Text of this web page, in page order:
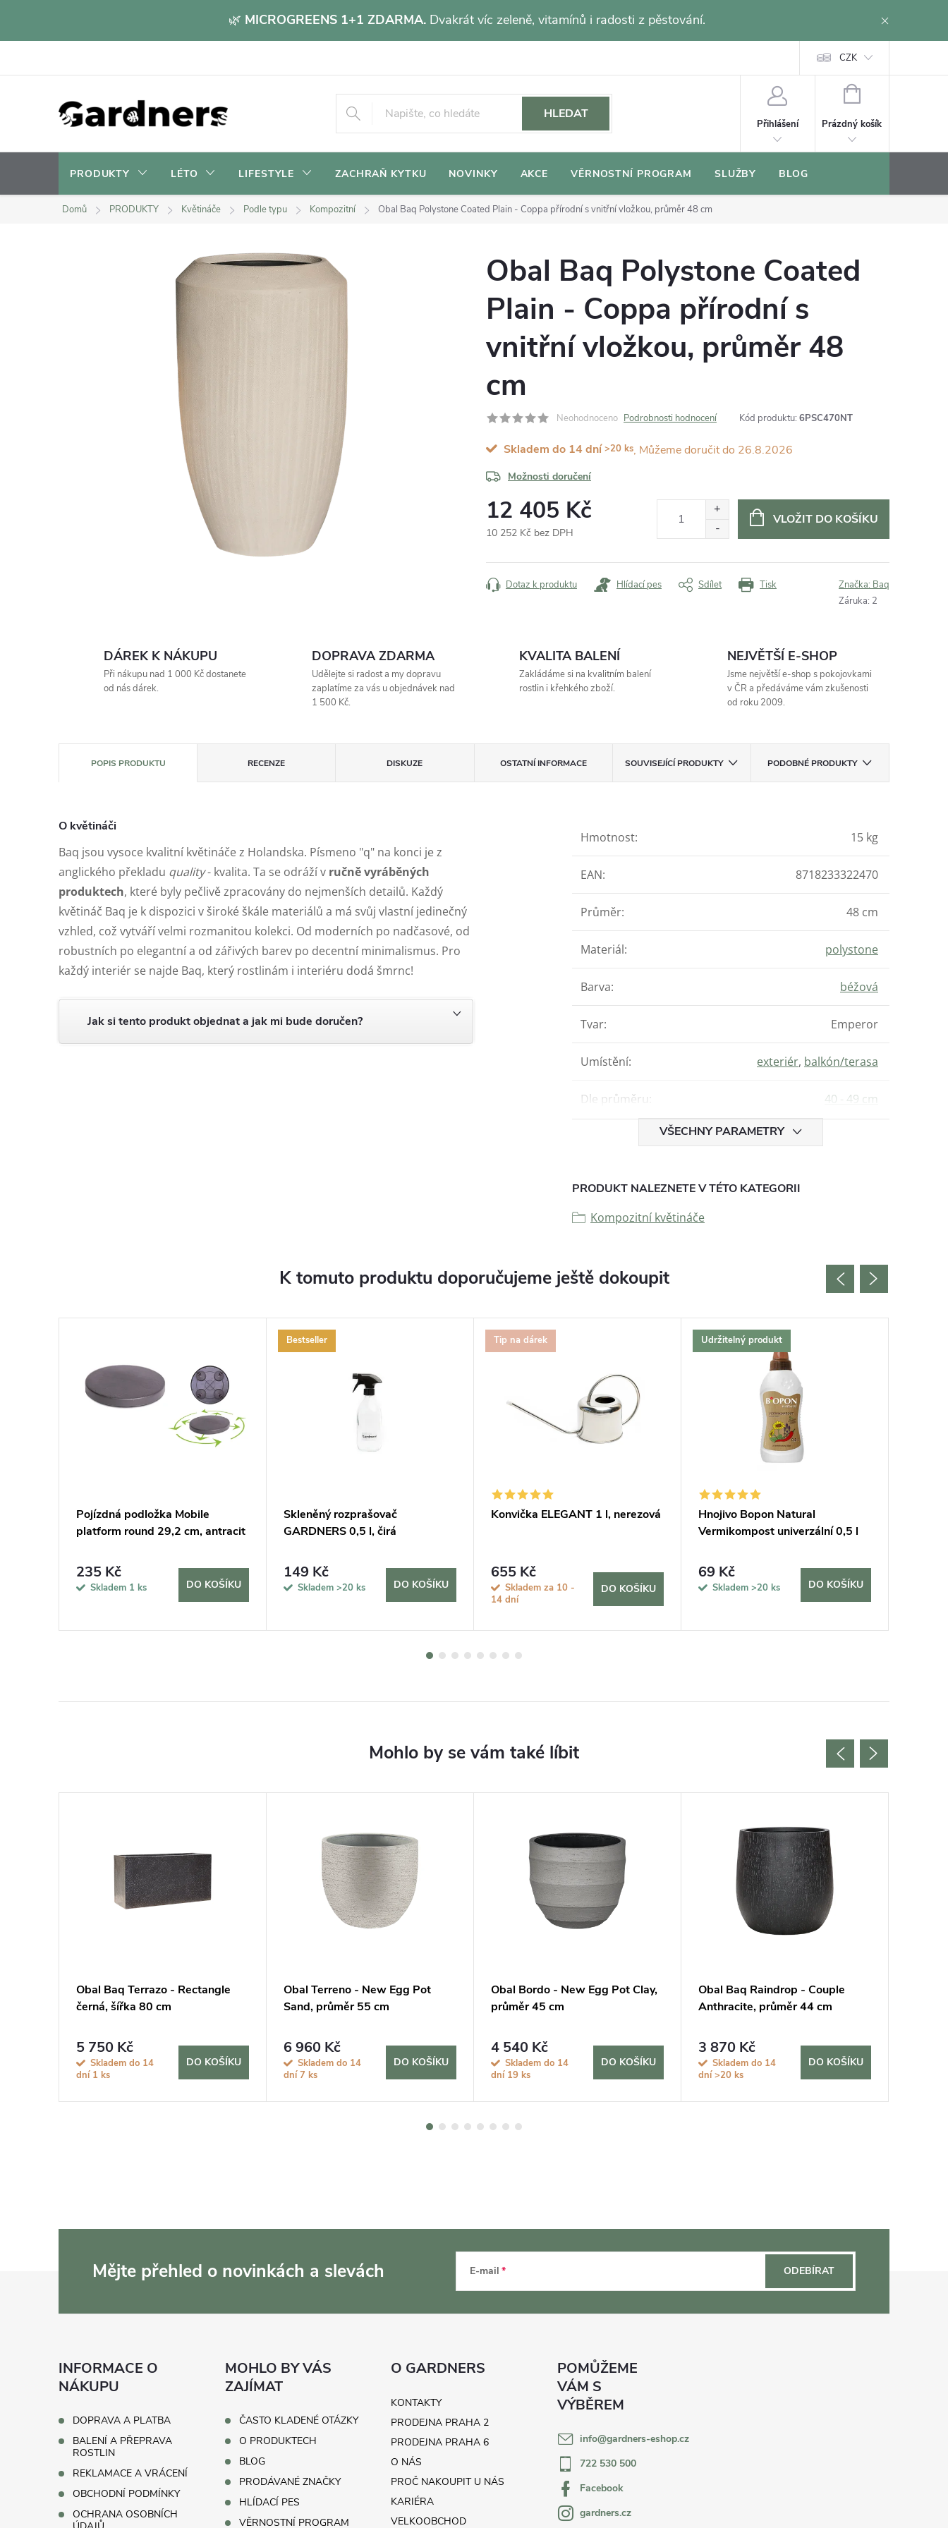
🌿 MICROGREENS 1+1 ZDARMA. Dvakrát víc zeleně, vitamínů i radosti z pěstování.
CZK
HLEDAT
Přihlášení
NÁKUPNÍ
Prázdný košík
PRODUKTY LÉTO LIFESTYLE ZACHRAŇ KYTKU NOVINKY AKCE VĚRNOSTNÍ PROGRAM SLUŽBY BLOG
Domů PRODUKTY Květináče Podle typu Kompozitní Obal Baq Polystone Coated Plain - Coppa přírodní s vnitřní vložkou, průměr 48 cm
Obal Baq Polystone Coated
Plain - Coppa přírodní s
vnitřní vložkou, průměr 48
cm
Neohodnoceno Podrobnosti hodnocení Kód produktu: 6PSC470NT
Skladem do 14 dní >20 ks 26.8.2026
Možnosti doručení
12 405 Kč
10 252 Kč bez DPH
cena:
VLOŽIT DO KOŠÍKU
Tisk
Dotaz k produktu Hlídací pes Sdílet Značka: Baq
Záruka: 2
DÁREK K NÁKUPU
Při nákupu nad 1 000 Kč dostanete
od nás dárek.
DOPRAVA ZDARMA
Udělejte si radost a my dopravu
zaplatíme za vás u objednávek nad
1 500 Kč.
KVALITA BALENÍ
Zakládáme si na kvalitním balení
rostlin i křehkého zboží.
NEJVĚTŠÍ E-SHOP
Jsme největší e-shop s pokojovkami
v ČR a předáváme vám zkušenosti
od roku 2009.
POPIS PRODUKTU RECENZE DISKUZE OSTATNÍ INFORMACE SOUVISEJÍCÍ PRODUKTY PODOBNÉ PRODUKTY
O květináči
Baq jsou vysoce kvalitní květináče z Holandska. Písmeno "q" na konci je z
anglického překladu quality- kvalita. Ta se odráží v ručně vyráběných
produktech, které byly pečlivě zpracovány do nejmenších detailů. Každý
květináč Baq je k dispozici v široké škále materiálů a má svůj vlastní jedinečný
vzhled, což vytváří velmi rozmanitou kolekci. Od moderních po nadčasové, od
robustních po elegantní a od zářivých barev po decentní minimalismus. Pro
každý interiér se najde Baq, který rostlinám i interiéru dodá šmrnc!
Jak si tento produkt objednat a jak mi bude doručen?
Hmotnost: 15 kg
EAN: 8718233322470
Průměr: 48 cm
Materiál: polystone
Barva: béžová
Tvar: Emperor
Umístění: exteriér, balkón/terasa
Dle průměru: 40 - 49 cm
VŠECHNY PARAMETRY
PRODUKT NALEZNETE V TÉTO KATEGORII
Kompozitní květináče
K tomuto produktu doporučujeme ještě dokoupit
Pojízdná podložka Mobile
platform round 29,2 cm, antracit
235 Kč
Skladem 1 ks DO KOŠÍKU
Bestseller
Skleněný rozprašovač
GARDNERS 0,5 l, čirá
149 Kč
Skladem >20 ks DO KOŠÍKU
Tip na dárek
Konvička ELEGANT 1 l, nerezová
655 Kč
Skladem za 10 -
14 dní
DO KOŠÍKU
Udržitelný produkt
Hnojivo Bopon Natural
Vermikompost univerzální 0,5 l
69 Kč
Skladem >20 ks DO KOŠÍKU
Obal Baq Terrazo - Rectangle
černá, šířka 80 cm
5 750 Kč
Skladem do 14
dní 1 ks
DO KOŠÍKU
Obal Terreno - New Egg Pot
Sand, průměr 55 cm
6 960 Kč
Skladem do 14
dní7 ks
DO KOŠÍKU
Obal Bordo - New Egg Pot Clay,
průměr 45 cm
4 540 Kč
Skladem do 14
dní 19 ks
DO KOŠÍKU
Obal Baq Raindrop - Couple
Anthracite, průměr 44 cm
3 870 Kč
Skladem do 14
dní>20 ks
DO KOŠÍKU
Mějte přehled o novinkách a slevách E-mail ODEBÍRAT
INFORMACE O
NÁKUPU
DOPRAVA A PLATBA
BALENÍ A PŘEPRAVA
ROSTLIN
REKLAMACE A VRÁCENÍ
OBCHODNÍ PODMÍNKY
OCHRANA OSOBNÍCH
MOHLO BY VÁS
ZAJÍMAT
ČASTO KLADENÉ OTÁZKY
O PRODUKTECH
BLOG
PRODÁVANÉ ZNAČKY
HLÍDACÍ PES
VĚRNOSTNÍ PROGRAM
O GARDNERS
KONTAKTY
PRODEJNA PRAHA 2
PRODEJNA PRAHA 6
O NÁS
PROČ NAKOUPIT U NÁS
KARIÉRA
VELKOOBCHOD
info@gardners-eshop.cz
722 530 500
Facebook
gardners.cz